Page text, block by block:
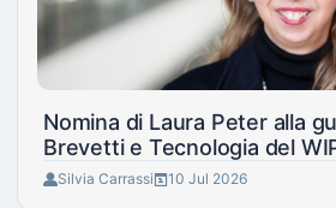
Nomina di Laura Peter alla
Brevetti e Tecnologia del
Silvia Carrassi 10 Jul 2026